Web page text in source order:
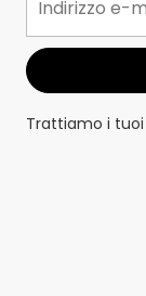
Trattiamo i